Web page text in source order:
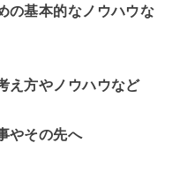
の基本的なノウハウな
え方やノウハウなど
やその先へ